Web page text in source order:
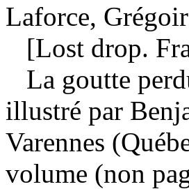
Laforce,
[Lost drop.
La goutte
illustré par
Varennes
volume (non